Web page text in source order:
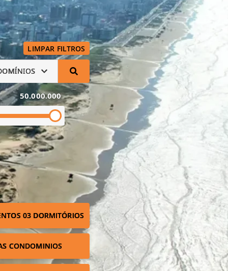
LIMPAR FILTROS
50.000.000
03 DORMITÓRIOS
CONDOMINIOS